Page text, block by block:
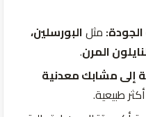
مثلالبورسلين،
المرن.
إلى مشابك معدنية
طبيعية.